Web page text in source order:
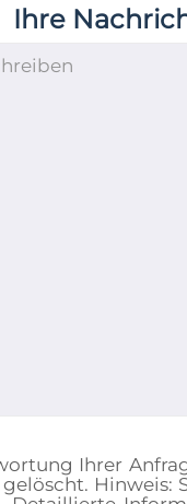
Ihre
Ihrer
Hinweis: